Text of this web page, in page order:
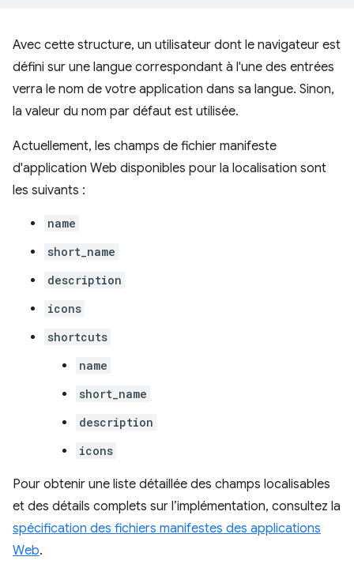
Avec cette structure, un utilisateur dont le navigateur est
défini sur une langue correspondant à l'une des entrées
verra le nom de votre application dans sa langue. Sinon,
la valeur du nom par défaut est utilisée.
Actuellement, les champs de fichier manifeste
d'application Web disponibles pour la localisation sont
les suivants :
name
short_name
description
icons
shortcuts
name
short_name
description
icons
Pour obtenir une liste détaillée des champs localisables
et des détails complets sur l’implémentation, consultez la
spécification des fichiers manifestes des applications
Web.